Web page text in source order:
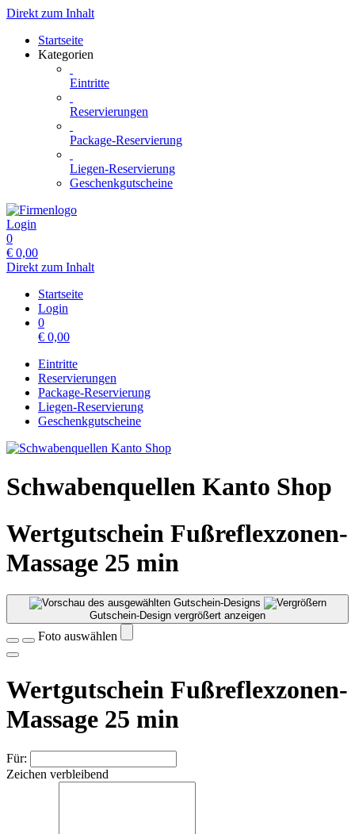
Direkt zum Inhalt
Startseite
Kategorien
Eintritte
Reservierungen
Package-Reservierung
Liegen-Reservierung
Geschenkgutscheine
Login
0
€ 0,00
Direkt zum Inhalt
Startseite
Login
0
€ 0,00
Eintritte
Reservierungen
Package-Reservierung
Liegen-Reservierung
Geschenkgutscheine
Schwabenquellen Kanto Shop
Wertgutschein Fußreflexzonen-
Massage 25 min
Gutschein-Design vergrößert anzeigen
Foto auswählen
Wertgutschein Fußreflexzonen-
Massage 25 min
Für:
Zeichen verbleibend